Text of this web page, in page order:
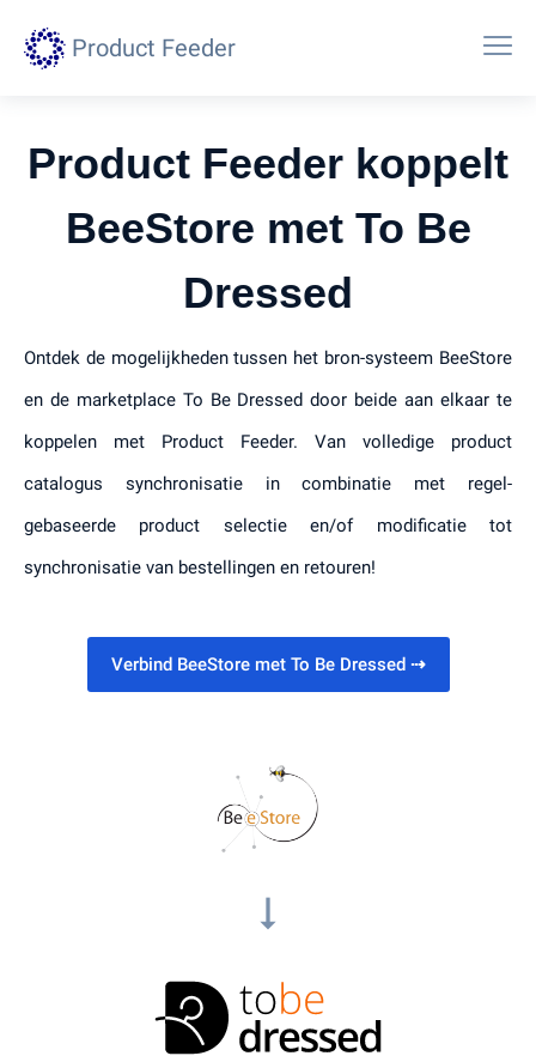
Product Feeder
Product Feeder koppelt
BeeStore met To Be
Dressed
Ontdek de mogelijkheden tussen het bron-systeem BeeStore
en de marketplace To Be Dressed door beide aan elkaar te
koppelen met Product Feeder. Van volledige product
catalogus synchronisatie in combinatie met regel-
gebaseerde product selectie en/of modificatie tot
synchronisatie van bestellingen en retouren!
Verbind BeeStore met To Be Dressed ⇢
arrow_right_alt